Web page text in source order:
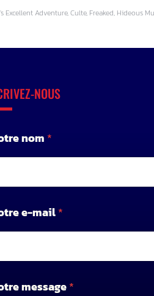
Adventure, Culte, Freaked, Hideous
NOUS
nom *
e-mail*
message*